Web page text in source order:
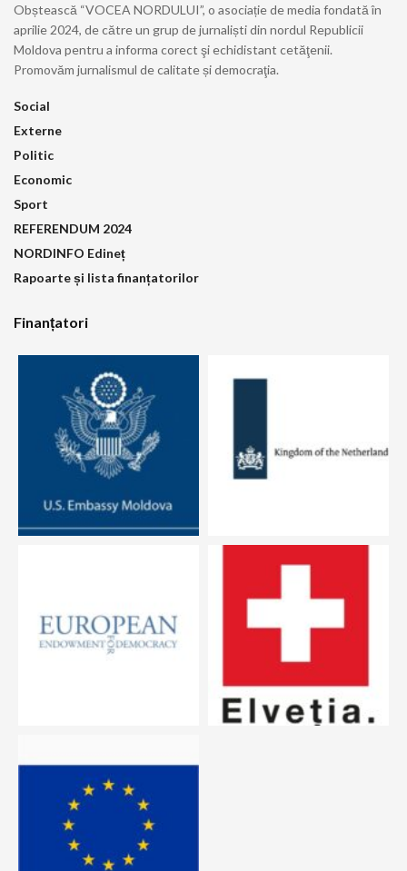
Obștească “VOCEA NORDULUI”, o asociație de media fondată în
aprilie 2024, de către un grup de jurnaliști din nordul Republicii
Moldova pentru a informa corect şi echidistant cetăţenii.
Promovăm jurnalismul de calitate și democraţia.
Social
Externe
Politic
Economic
Sport
REFERENDUM 2024
NORDINFO Edineț
Rapoarte și lista finanțatorilor
Finanțatori